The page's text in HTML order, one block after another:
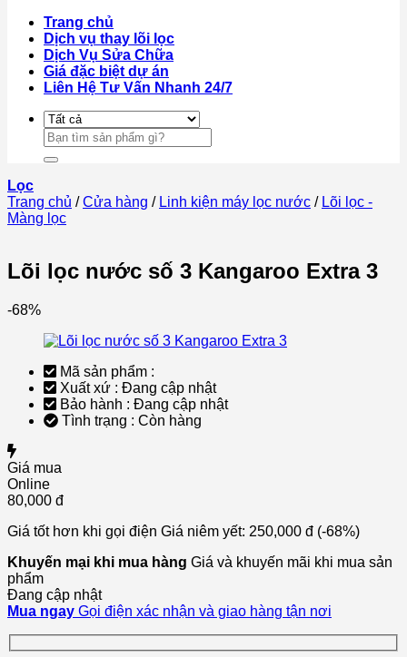
Trang chủ
Dịch vụ thay lõi lọc
Dịch Vụ Sửa Chữa
Giá đặc biệt dự án
Liên Hệ Tư Vấn Nhanh 24/7
Tìm
kiếm:
Lọc
Trang chủ / Cửa hàng / Linh kiện máy lọc nước / Lõi lọc -
Màng lọc
Lõi lọc nước số 3 Kangaroo Extra 3
-68%
Mã sản phẩm :
Xuất xứ : Đang cập nhật
Bảo hành : Đang cập nhật
Tình trạng : Còn hàng
Giá mua
Online
80,000 đ
Giá tốt hơn khi gọi điện Giá niêm yết: 250,000 đ (-68%)
Khuyến mại khi mua hàng Giá và khuyến mãi khi mua sản
phẩm
Đang cập nhật
Mua ngay Gọi điện xác nhận và giao hàng tận nơi